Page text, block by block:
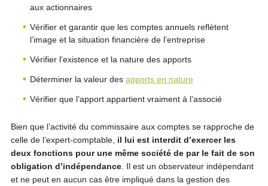
aux actionnaires
Vérifier et garantir que les comptes annuels reflètent
l’image et la situation financière de l’entreprise
Vérifier l’existence et la nature des apports
Déterminer la valeur des apports en nature
Vérifier que l’apport appartient vraiment à l’associé
Bien que l’activité du commissaire aux comptes se rapproche de
celle de l’expert-comptable, il lui est interdit d’exercer les
deux fonctions pour une même société de par le fait de son
obligation d’indépendance. Il est un observateur indépendant
et ne peut en aucun cas être impliqué dans la gestion des